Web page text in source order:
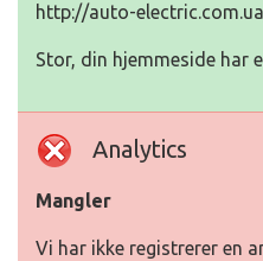
http://auto-
Stor, din hjemmeside har
Analytics
Mangler
Vi har ikke registrerer en